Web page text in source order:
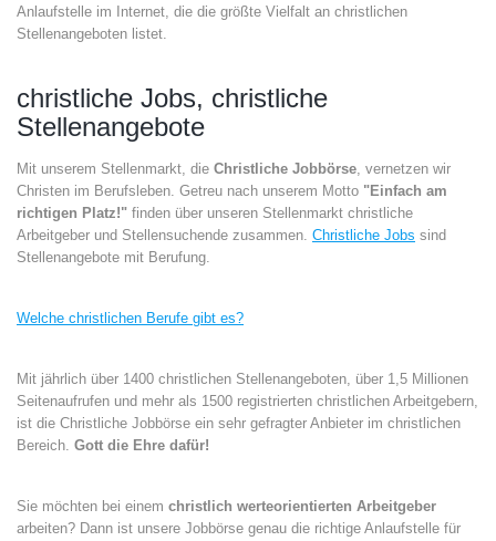
Anlaufstelle im Internet, die die größte Vielfalt an christlichen
Stellenangeboten listet.
christliche Jobs, christliche
Stellenangebote
Mit unserem Stellenmarkt, die Christliche Jobbörse, vernetzen wir
Christen im Berufsleben. Getreu nach unserem Motto "Einfach am
richtigen Platz!" finden über unseren Stellenmarkt christliche
Arbeitgeber und Stellensuchende zusammen. Christliche Jobs sind
Stellenangebote mit Berufung.
Welche christlichen Berufe gibt es?
Mit jährlich über 1400 christlichen Stellenangeboten, über 1,5 Millionen
Seitenaufrufen und mehr als 1500 registrierten christlichen Arbeitgebern,
ist die Christliche Jobbörse ein sehr gefragter Anbieter im christlichen
Bereich. Gott die Ehre dafür!
Sie möchten bei einem christlich werteorientierten Arbeitgeber
arbeiten? Dann ist unsere Jobbörse genau die richtige Anlaufstelle für